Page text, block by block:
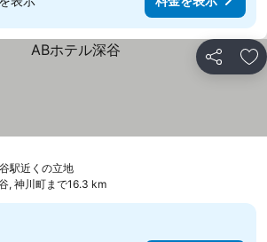
シェア お
駅近くの立地
, 神川町まで16.3 km